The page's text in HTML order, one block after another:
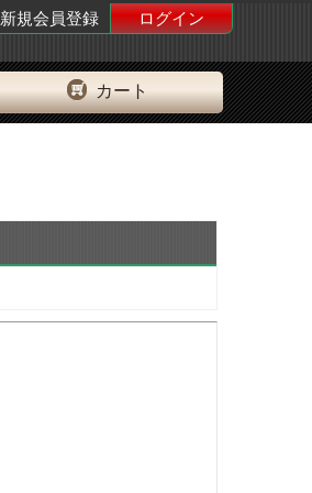
新規会員登録
ログイン
カート